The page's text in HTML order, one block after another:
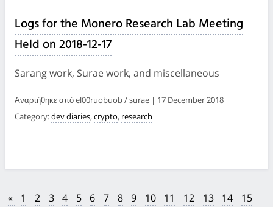
Logs for the Monero Research Lab Meeting
Held on 2018-12-17
Sarang work, Surae work, and miscellaneous
Αναρτήθηκε από el00ruobuob / surae | 17 December 2018
Category:dev diaries, crypto, research
« 1 2 3 4 5 6 7 8 9 10 11 12 13 14
15